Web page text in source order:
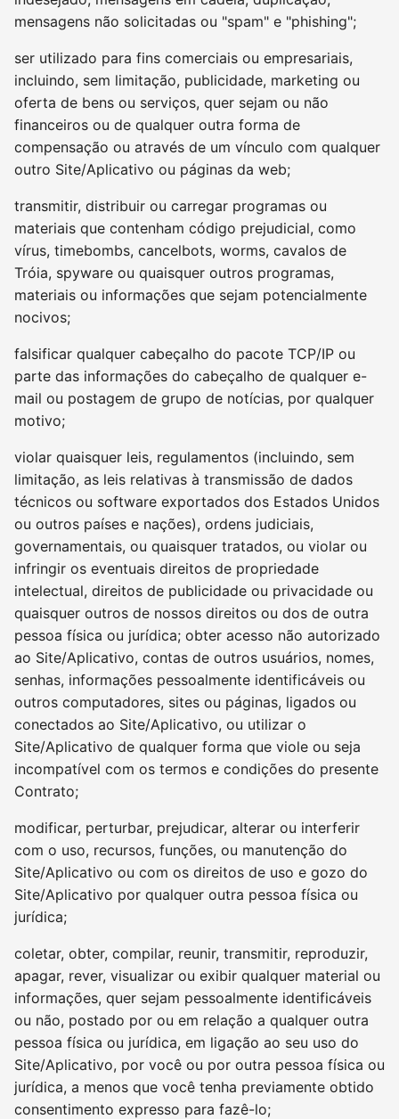
mensagens não solicitadas ou "spam" e "phishing";
ser utilizado para fins comerciais ou empresariais,
incluindo, sem limitação, publicidade, marketing ou
oferta de bens ou serviços, quer sejam ou não
financeiros ou de qualquer outra forma de
compensação ou através de um vínculo com qualquer
outro Site/Aplicativo ou páginas da web;
transmitir, distribuir ou carregar programas ou
materiais que contenham código prejudicial, como
vírus, timebombs, cancelbots, worms, cavalos de
Tróia, spyware ou quaisquer outros programas,
materiais ou informações que sejam potencialmente
nocivos;
falsificar qualquer cabeçalho do pacote TCP/IP ou
parte das informações do cabeçalho de qualquer e-
mail ou postagem de grupo de notícias, por qualquer
motivo;
violar quaisquer leis, regulamentos (incluindo, sem
limitação, as leis relativas à transmissão de dados
técnicos ou software exportados dos Estados Unidos
ou outros países e nações), ordens judiciais,
governamentais, ou quaisquer tratados, ou violar ou
infringir os eventuais direitos de propriedade
intelectual, direitos de publicidade ou privacidade ou
quaisquer outros de nossos direitos ou dos de outra
pessoa física ou jurídica; obter acesso não autorizado
ao Site/Aplicativo, contas de outros usuários, nomes,
senhas, informações pessoalmente identificáveis ou
outros computadores, sites ou páginas, ligados ou
conectados ao Site/Aplicativo, ou utilizar o
Site/Aplicativo de qualquer forma que viole ou seja
incompatível com os termos e condições do presente
Contrato;
modificar, perturbar, prejudicar, alterar ou interferir
com o uso, recursos, funções, ou manutenção do
Site/Aplicativo ou com os direitos de uso e gozo do
Site/Aplicativo por qualquer outra pessoa física ou
jurídica;
coletar, obter, compilar, reunir, transmitir, reproduzir,
apagar, rever, visualizar ou exibir qualquer material ou
informações, quer sejam pessoalmente identificáveis
ou não, postado por ou em relação a qualquer outra
pessoa física ou jurídica, em ligação ao seu uso do
Site/Aplicativo, por você ou por outra pessoa física ou
jurídica, a menos que você tenha previamente obtido
consentimento expresso para fazê-lo;